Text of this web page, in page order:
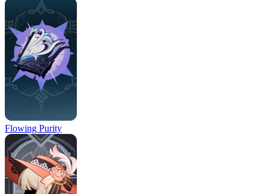
Flowing Purity